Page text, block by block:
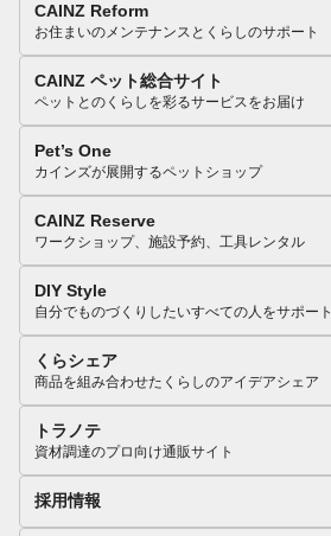
CAINZ Reform
お住まいのメンテナンスとくらしのサポート
CAINZ ペット総合サイト
ペットとのくらしを彩るサービスをお届け
Pet’s One
カインズが展開するペットショップ
CAINZ Reserve
ワークショップ、施設予約、工具レンタル
DIY Style
自分でものづくりしたいすべての人をサポート
くらシェア
商品を組み合わせたくらしのアイデアシェア
トラノテ
資材調達のプロ向け通販サイト
採用情報